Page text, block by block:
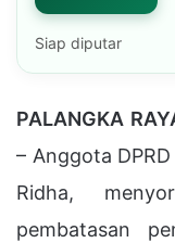
Siap diputar
PALANGKA
– Anggota
Ridha,
pembatasan